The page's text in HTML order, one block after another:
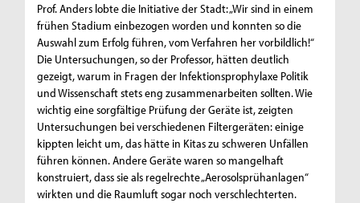
Prof. Anders lobte die Initiative der Stadt: „Wir sind in einem
frühen Stadium einbezogen worden und konnten so die
Auswahl zum Erfolg führen, vom Verfahren her vorbildlich!“
Die Untersuchungen, so der Professor, hätten deutlich
gezeigt, warum in Fragen der Infektionsprophylaxe Politik
und Wissenschaft stets eng zusammenarbeiten sollten. Wie
wichtig eine sorgfältige Prüfung der Geräte ist, zeigten
Untersuchungen bei verschiedenen Filtergeräten: einige
kippten leicht um, das hätte in Kitas zu schweren Unfällen
führen können. Andere Geräte waren so mangelhaft
konstruiert, dass sie als regelrechte „Aerosolsprühanlagen“
wirkten und die Raumluft sogar noch verschlechterten.